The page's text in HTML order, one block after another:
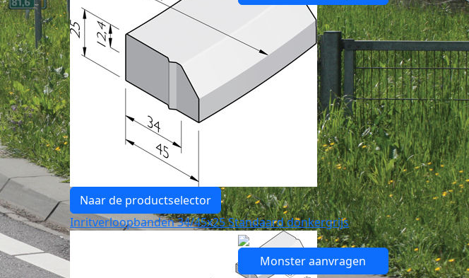
Naar de productselector
Inritverloopbanden 34/45x25 Standaard donkergrijs
Monster aanvragen